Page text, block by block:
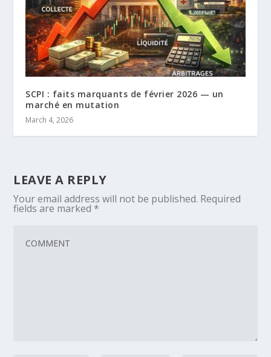
SCPI : faits marquants de février 2026 — un
marché en mutation
March 4, 2026
LEAVE A REPLY
Your email address will not be published. Required
fields are marked *